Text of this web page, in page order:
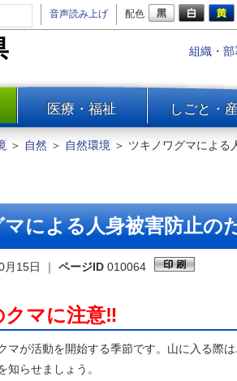
音声読み上げ 配色
組織・
一覧
医療・福祉 しごと・
・リサ
＞ 自然 ＞ 自然環境 ＞ ツキノワグマによる
による人身被害防止の
月15日 ｜ ページID 010064
マに注意‼
が活動を開始する季節です。山に入る際
知らせましょう。